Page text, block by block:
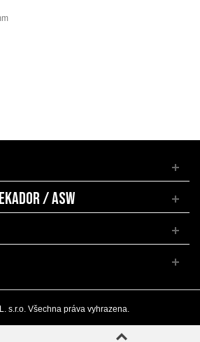
/ ASW
s.r.o. Všechna práva vyhrazena.